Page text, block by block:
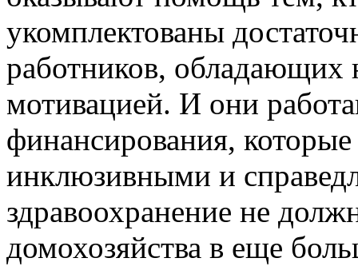
укомплектованы
работников,
мотивацией. И они
финансирования,
инклюзивными и
здравоохранение не
домохозяйства в еще